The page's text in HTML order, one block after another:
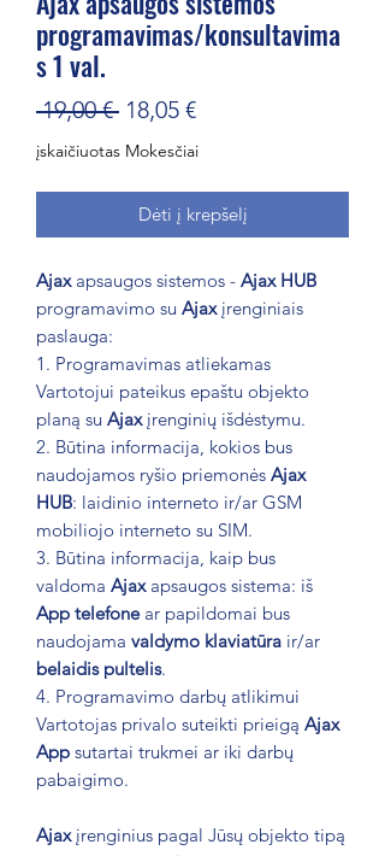
programavimas/konsultavima
s 1 val.
19,00 € Įprastinė
kaina
18,05 €Pardavimo
kaina
įskaičiuotas Mokesčiai
Dėti į krepšelį
Ajax apsaugos sistemos - Ajax HUB
programavimo su Ajax įrenginiais
paslauga:
1. Programavimas atliekamas
Vartotojui pateikus epaštu objekto
planą su Ajax įrenginių išdėstymu.
2. Būtina informacija, kokios bus
naudojamos ryšio priemonės Ajax
HUB: laidinio interneto ir/ar GSM
mobiliojo interneto su SIM.
3. Būtina informacija, kaip bus
valdoma Ajax apsaugos sistema: iš
App telefonear papildomai bus
naudojama valdymo klaviatūra ir/ar
belaidis pultelis.
4. Programavimo darbų atlikimui
Vartotojas privalo suteikti prieigą Ajax
App sutartai trukmei ar iki darbų
pabaigimo.
Ajax įrenginius pagal Jūsų objekto tipą